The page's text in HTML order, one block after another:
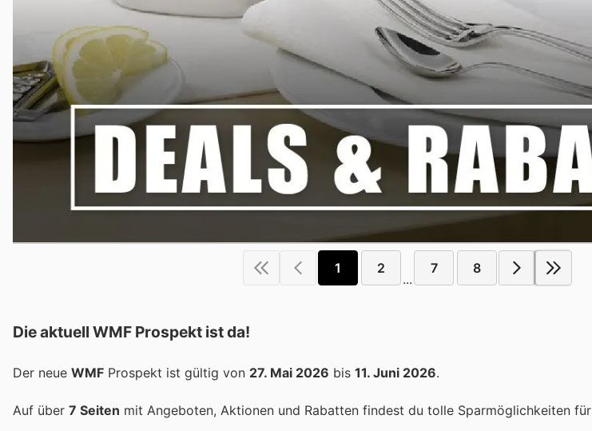
1 2
...
7 8
Die aktuell WMF Prospekt ist da!
Der neue WMF Prospekt ist gültig von 27. Mai 2026 bis 11. Juni 2026.
Auf über 7 Seiten mit Angeboten, Aktionen und Rabatten findest du tolle Sparmöglichkeiten für